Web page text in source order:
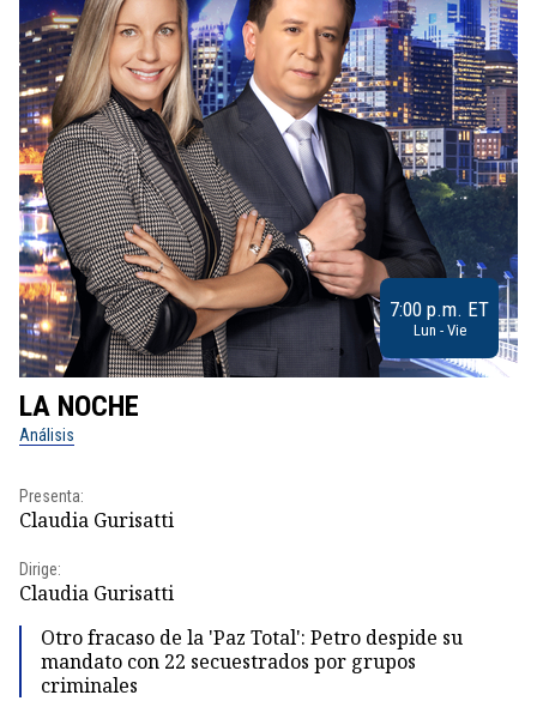
7:00 p.m. ET
Lun - Vie
LA NOCHE
Análisis
Presenta:
Claudia Gurisatti
Dirige:
Claudia Gurisatti
Otro fracaso de la 'Paz Total': Petro despide su
mandato con 22 secuestrados por grupos
criminales